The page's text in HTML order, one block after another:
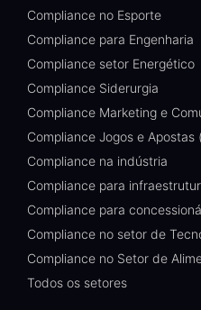
Compliance no Esporte
Compliance para Engenharia
Compliance setor Energético
Compliance Siderurgia
Compliance Marketing e
Compliance Jogos e Apostas
Compliance na indústria
Compliance para
Compliance para
Compliance no setor de
Compliance no Setor de
Todos os setores